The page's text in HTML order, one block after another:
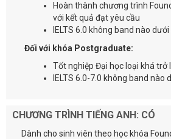
Hoàn thành chương trình
với kết quả đạt yêu cầu
IELTS 6.0 không band nào dưới
Đối với khóa Postgraduate:
Tốt nghiệp Đại học loại khá trở
IELTS 6.0-7.0 không band nào
CHƯƠNG TRÌNH TIẾNG ANH: CÓ
Dành cho sinh viên theo học khóa